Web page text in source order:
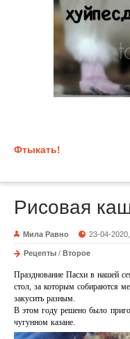
Фтыкать!
Рисовая
Мила Равно 23-04-
Рецепты / Второе
Празднование Пасхи в нашей
стол, за которым собираются
закусить разным.
В этом году решено было
чугунном казане.